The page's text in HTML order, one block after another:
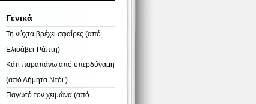
Γενικά
Τη νύχτα βρέχει σφαίρες (από
Ελισάβετ Ράπτη)
Κάτι παραπάνω από υπερδύναμη
(από Δήμητα Ντόι )
Παγωτό τον χειμώνα (από